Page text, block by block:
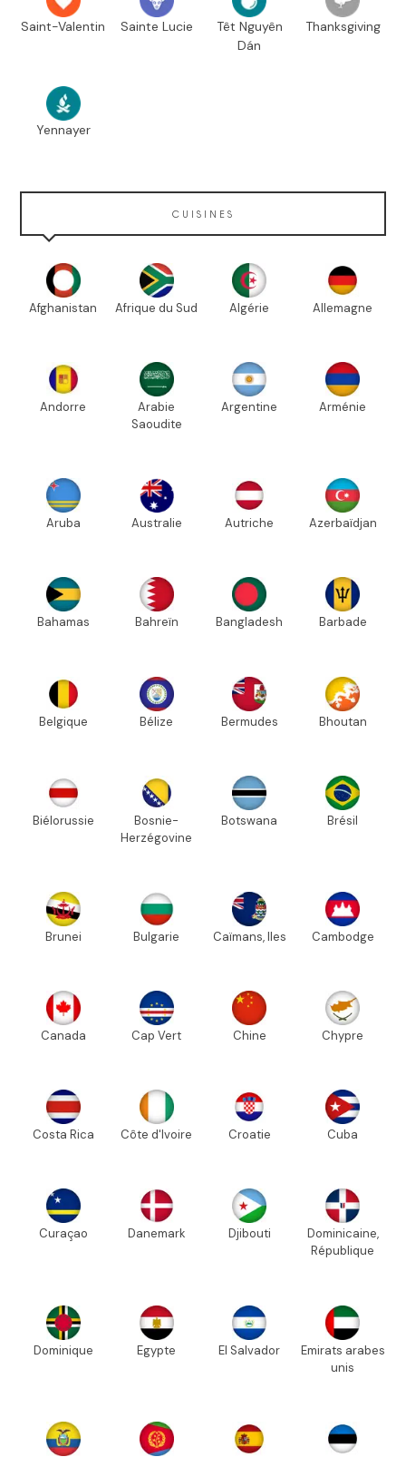
Saint-Valentin Sainte Lucie
Têt Nguyên
Dán
Thanksgiving
Yennayer
CUISINES
Afghanistan Afrique du Sud Algérie Allemagne
Andorre
Arabie
Saoudite
Argentine Arménie
Aruba Australie Autriche Azerbaïdjan
Bahamas Bahreïn Bangladesh Barbade
Belgique Bélize Bermudes Bhoutan
Biélorussie
Bosnie-
Herzégovine
Botswana Brésil
Brunei Bulgarie Caïmans, Iles Cambodge
Canada Cap Vert Chine Chypre
Costa Rica Côte d'Ivoire Croatie Cuba
Curaçao Danemark Djibouti
Dominicaine,
République
Dominique Egypte El Salvador
Emirats arabes
unis